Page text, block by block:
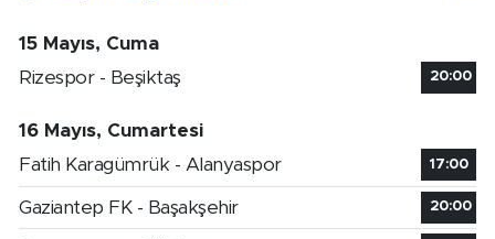
15 Mayıs, Cuma
Rizespor - Beşiktaş
20:00
16 Mayıs, Cumartesi
Fatih Karagümrük - Alanyaspor
17:00
Gaziantep FK - Başakşehir 20:00